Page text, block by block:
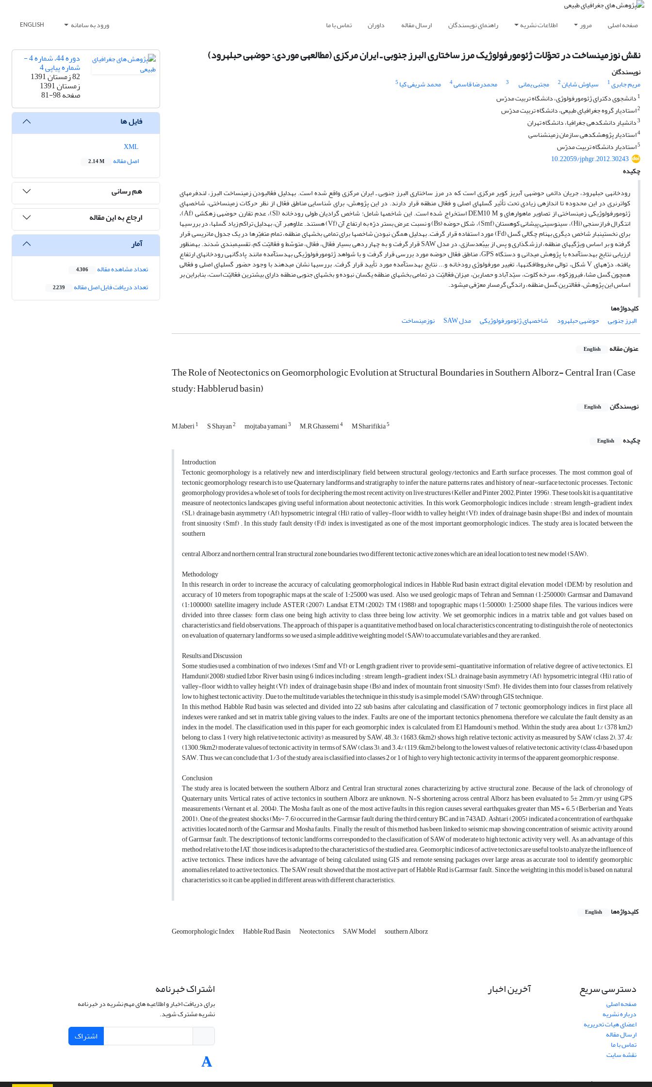
صفحه اصلی مرور اطلاعات نشریه راهنمای نویسندگان ارسال مقاله داوران تماس با ما ورود به سامانه ENGLISH
نقش نوزمین‎ساخت در تحوّلات ژئومورفولوژیک مرز ساختاری البرز جنوبی ـ ایران مرکزی (مطالعه‎ی موردی: حوضه‎ی حبله‎رود)
نویسندگان
مریم جابری1 سیاوش شایان2 مجتبی یمانی 3 محمدرضا قاسمی4 محمد شریفی کیا 5
1 دانشجوی دکترای ژئومورفولوژی، دانشگاه تربیت مدرّس
2استادیار گروه جغرافیای طبیعی، دانشگاه تربیت مدرّس
3دانشیار دانشکده‎ی جغرافیا، دانشگاه تهران
4استادیار پژوهشکده‎ی سازمان زمین‎شناسی
5استادیار دانشگاه تربیت مدرّس
10.22059/jphgr.2012.30243
چکیده
رودخانه‎ی حبله‎رود، جریان دائمی حوضه‎ی آبریز کویر مرکزی است که در مرز ساختاری البرز جنوبی ـ ایران مرکزی واقع شده است. به‎دلیل فعّال‎بودن زمین‎ساخت البرز، لندفرم‎های
کواترنری در این محدوده تا اندازه‎ی زیادی تحت تأثیر گسل‎های اصلی و فعّال منطقه قرار دارند. در این پژوهش، برای شناسایی مناطق فعّال از نظر حرکات زمین‎ساختی، شاخص‎های
ژئومورفولوژیکی زمین‎ساختی از تصاویر ماهواره‎ای و DEM10 M استخراج شده است. این شاخص‎ها شامل: شاخص گرادیان طولی رودخانه (Sl)، عدم تقارن حوضه‎ی زهکشی (Af)،
انتگرال فرازسنجی (Hi)، سینوسیتی پیشانی کوهستان (Smf)، شکل حوضه (Bs) و نسبت عرض بستر درّه به ارتفاع آن (Vf) هستند. علاوه‎بر آن، به‎دلیل تراکم زیاد گسل‎ها، در بررسی‎ها
برای نخستین‎بار شاخص دیگری به‎نام چگالی گسل (Fd) مورد استفاده قرار گرفت. به‎دلیل همگن نبودن شاخص‎ها برای تمامی بخش‎های منطقه، تمام متغیّر‎ها در یک جدول ماتریسی قرار
گرفته و بر اساس ویژگی‎های منطقه، ارزش‎گذاری و پس از بی‎بُعدسازی، در مدل SAW قرار گرفت و به چهار رده‎ی بسیار فعّال، فعّال، متوسّط و فعّالیّت کم، تقسیم‎بندی شدند. به‎منظور
ارزیابی نتایج به‎دست‎آمده با پژوهش میدانی و دستگاه GPS، مناطق فعّال حوضه مورد بررسی قرار گرفت و با شواهد ژئومورفولوژیکی به‎دست‎آمده مانند پادگانه‎ی رودخانه‎ای ارتفاع
یافته، درّه‎های V شکل، توالی مخروط‎افکنه‎ها، تغییر مورفولوژی رودخانه و... نتایج به‎دست‎آمده مورد تأیید قرار گرفت. بررسی‎ها نشان می‎دهند با وجود حضور گسل‎های اصلی و فعّالی
همچون گسل مشا، فیروزکوه، سرخه کلوت، سیّدآباد و حصاربن، میزان فعّالیّت در تمامی بخش‎های منطقه یکسان نبوده و بخش‎های جنوبی منطقه دارای بیشترین فعّالیّت است، بنابراین بر
اساس این پژوهش، فعّال‎ترین گسل منطقه، راندگی گرمسار معرّفی می‎شود.
کلیدواژه‌ها
البرز جنوبی
حوضه‎ی حبله‎رود شاخص‎های ژئومورفولوژیکی مدل SAW نوزمین‎ساخت
عنوان مقاله English
The Role of Neotectonics on Geomorphologic Evolution at Structural Boundaries in Southern Alborz- Central Iran (Case
study: Habblerud basin)
نویسندگان English
M Jaberi1 S Shayan2 mojtaba yamani3 M.R Ghassemi4 M Sharifikia5
چکیده English
Introduction
Tectonic geomorphology is a relatively new and interdisciplinary field between structural geology/tectonics and Earth surface processes. The most common goal of
tectonic geomorphology research is to use Quaternary landforms and stratigraphy to infer the nature, patterns, rates, and history of near-surface tectonic processes. Tectonic
geomorphology provides a whole set of tools for deciphering the most recent activity on live structures (Keller and Pinter 2002; Pinter 1996). These tools kit is a quantitative
measure of neotectonics landscapes giving useful information about neotectonic activities. In this work, Geomorphologic indices include : stream length-gradient index
(SL), drainage basin asymmetry (Af), hypsometric integral (Hi), ratio of valley-floor width to valley height (Vf), index of drainage basin shape (Bs), and index of mountain
front sinuosity (Smf) . In this study fault density (Fd) index is investigated as one of the most important geomorphologic indices. The study area is located between the
southern
central Alborz and northern central Iran structural zone boundaries, two different tectonic active zones which are an ideal location to test new model (SAW).
Methodology
In this research, in order to increase the accuracy of calculating geomorphological indices in Habble Rud basin extract digital elevation model (DEM) by resolution and
accuracy of 10 meters, from topographic maps at the scale of 1:25000 was used. Also, we used geologic maps of Tehran and Semnan (1:250000), Garmsar and Damavand
(1:100000), satellite imagery include ASTER (2007), Landsat ETM (2002), TM (1988) and topographic maps (1:50000), 1:25000 shape files. The various indices were
divided into three classes: form class one being high activity to class three being low activity. We set geomorphic indices in a matrix table and got values based on
characteristics and field observations. The approach of this paper is a quantitative method based on local characteristics concentrating to distinguish the role of neotectonics
on evaluation of quaternary landforms, so we used a simple additive weighting model (SAW) to accumulate variables and they are ranked.
Results and Discussion
Some studies used a combination of two indexes (Smf and Vf) or Length gradient river to provide semi-quantitative information of relative degree of active tectonics. El
Hamduni(2008) studied Izbor River basin using 6 indices including : stream length-gradient index (SL), drainage basin asymmetry (Af), hypsometric integral (Hi), ratio of
valley-floor width to valley height (Vf), index of drainage basin shape (Bs) and index of mountain front sinuosity (Smf). He divides them into four classes from relatively
low to highest tectonic activity. Due to the multitude variables, the technique in this study is a simple model (SAW) through GIS technique.
In this method, Habble Rud basin was selected and divided into 22 sub basins, after calculating and classification of 7 tectonic geomorphology indices, in first place, all
indexes were ranked and set in matrix table giving values to the index. Faults are one of the important tectonics phenomena; therefore we calculate the fault density as an
index in the model. The classification used in this paper for each geomorphic index is calculated from El Hamdouni's method. Within the study area, about 1% (378 km2)
belong to class 1 (very high relative tectonic activity) as measured by SAW; 48.3% (1683.6km2) shows high relative tectonic activity as measured by SAW (class 2); 37.4%
(1300.9km2) moderate values of tectonic activity in terms of SAW (class 3); and 3.4% (119.6km2) belong to the lowest values of relative tectonic activity (class 4) based upon
SAW. Thus, we can conclude that 1/3 of the study area is classified into classes 2 or 1 of high to very high tectonic activity in terms of the apparent geomorphic response.
Conclusion
The study area is located between the southern Alborz and Central Iran structural zones, characterizing by active structural zone. Because of the lack of chronology of
Quaternary units, Vertical rates of active tectonics in southern Alborz are unknown. N-S shortening across central Alborz has been evaluated to 5± 2mm/yr using GPS
measurements (Vernant et al. 2004). The Mosha fault as one of the most active faults in this region causes several earthquakes greater than MS = 6.5 (Berberian and Yeats
2001). One of the greatest shocks (Ms~ 7.6) occurred in the Garmsar fault during the third century BC and in 743AD. Ashtari (2005) indicated a concentration of earthquake
activities located north of the Garmsar and Mosha faults. Finally, the result of this method has been linked to seismic map showing concentration of seismic activity around
of Garmsar fault. The descriptions of tectonic landforms corresponded to the classification of SAW of moderate to high tectonic activity very well. As an advantage of this
method relative to the IAT, those indices is adapted to the characteristics of the studied area. Geomorphic indices of active tectonics are useful tools to analyze the influence of
active tectonics. These indices have the advantage of being calculated using GIS and remote sensing packages over large areas as accurate tool to identify geomorphic
anomalies related to active tectonics. The SAW result showed that the most active part of Habble Rud is Garmsar fault. Since the weighting in this model is based on natural
characteristics, so it can be applied in different areas with different characteristics.
کلیدواژه‌ها English
Geomorphologic Index Habble Rud Basin Neotectonics SAW Model southern Alborz
دوره 44، شماره 4 -
شماره پیاپی 4
82 زمستان 1391
زمستان 1391
صفحه81-98
فایل ها
اصل مقاله
2.14 M
هم رسانی
ارجاع به این مقاله
آمار
تعداد مشاهده مقاله 4,306
تعداد دریافت فایل اصل مقاله 2,239
دسترسی سریع
صفحه اصلی
درباره نشریه
اعضای هیات تحریریه
ارسال مقاله
تماس با ما
نقشه سایت
آخرین اخبار اشتراک خبرنامه
برای دریافت اخبار و اطلاعیه های مهم نشریه در خبرنامه
نشریه مشترک شوید.
اشتراک
سامانه مدیریت نشریات علمی.طراحی و پیاده سازی ازسیناوب